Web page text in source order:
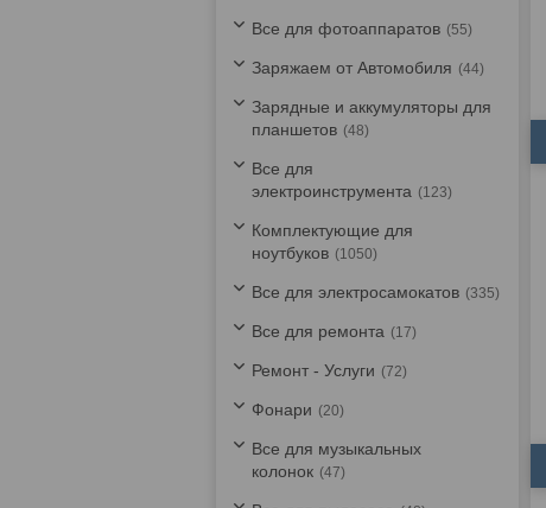
Все для фотоаппаратов 55
Заряжаем от Автомобиля 44
Зарядные и аккумуляторы для
планшетов
48
Все для
электроинструмента
123
Комплектующие для
ноутбуков
1050
Все для электросамокатов 335
Все для ремонта 17
Ремонт - Услуги 72
Фонари 20
Все для музыкальных
колонок
47